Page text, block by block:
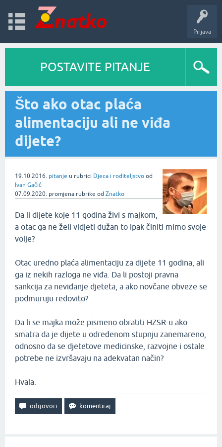
Prijava
POSTAVITE PITANJE
Što ako otac plaća
alimentaciju ali ne viđa
dijete?
19.10.2016. pitanje u rubrici Djeca i roditeljstvo od
Ivan Gačić
07.09.2020. promjena rubrike od Znatko
Da li dijete koje 11 godina živi s majkom,
a otac ga ne želi vidjeti dužan to ipak činiti mimo svoje
volje?
Otac uredno plaća alimentaciju za dijete 11 godina, ali
ga iz nekih razloga ne viđa. Da li postoji pravna
sankcija za neviđanje djeteta, a ako novčane obveze se
podmuruju redovito?
Da li se majka može pismeno obratiti HZSR-u ako
smatra da je dijete u određenom stupnju zanemareno,
odnosno da se djetetove medicinske, razvojne i ostale
potrebe ne izvršavaju na adekvatan način?
Hvala.